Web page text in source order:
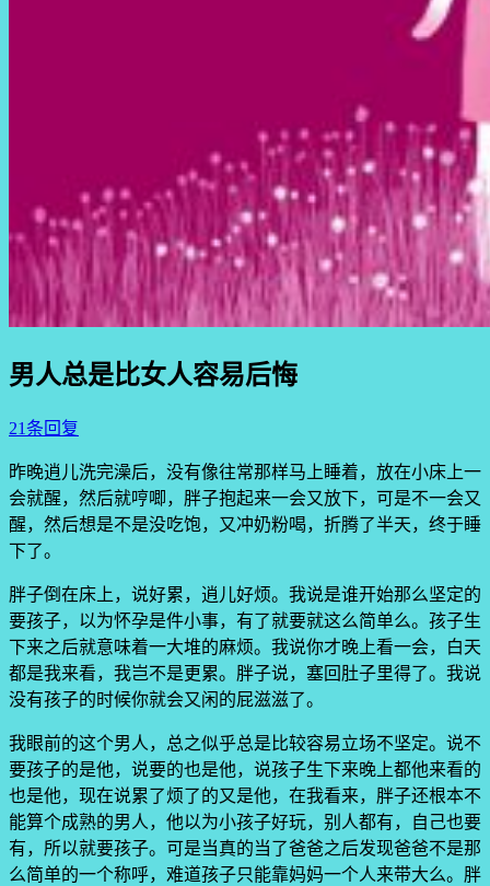
男人总是比女人容易后悔
21条回复
昨晚逍儿洗完澡后，没有像往常那样马上睡着，放在小床上一
会就醒，然后就哼唧，胖子抱起来一会又放下，可是不一会又
醒，然后想是不是没吃饱，又冲奶粉喝，折腾了半天，终于睡
下了。
胖子倒在床上，说好累，逍儿好烦。我说是谁开始那么坚定的
要孩子，以为怀孕是件小事，有了就要就这么简单么。孩子生
下来之后就意味着一大堆的麻烦。我说你才晚上看一会，白天
都是我来看，我岂不是更累。胖子说，塞回肚子里得了。我说
没有孩子的时候你就会又闲的屁滋滋了。
我眼前的这个男人，总之似乎总是比较容易立场不坚定。说不
要孩子的是他，说要的也是他，说孩子生下来晚上都他来看的
也是他，现在说累了烦了的又是他，在我看来，胖子还根本不
能算个成熟的男人，他以为小孩子好玩，别人都有，自己也要
有，所以就要孩子。可是当真的当了爸爸之后发现爸爸不是那
么简单的一个称呼，难道孩子只能靠妈妈一个人来带大么。胖